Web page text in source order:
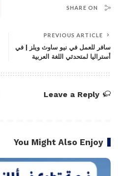
SHARE ON
PREVIOUS ARTICLE
سافر للعمل في نيو ساوث ويلز | في
أستراليا لمتحدثي اللغة العربية
Leave a Reply
You Might Also Enjoy